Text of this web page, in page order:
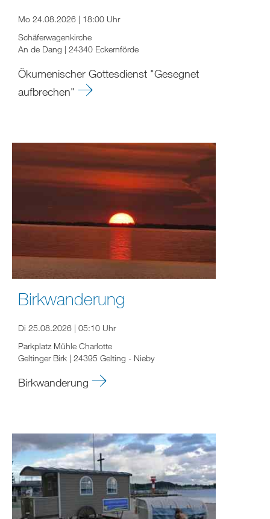
Mo 24.08.2026 | 18:00 Uhr
Schäferwagenkirche
An de Dang | 24340 Eckernförde
Ökumenischer Gottesdienst "Gesegnet
aufbrechen"
Birkwanderung
Di 25.08.2026 | 05:10 Uhr
Parkplatz Mühle Charlotte
Geltinger Birk | 24395 Gelting - Nieby
Birkwanderung